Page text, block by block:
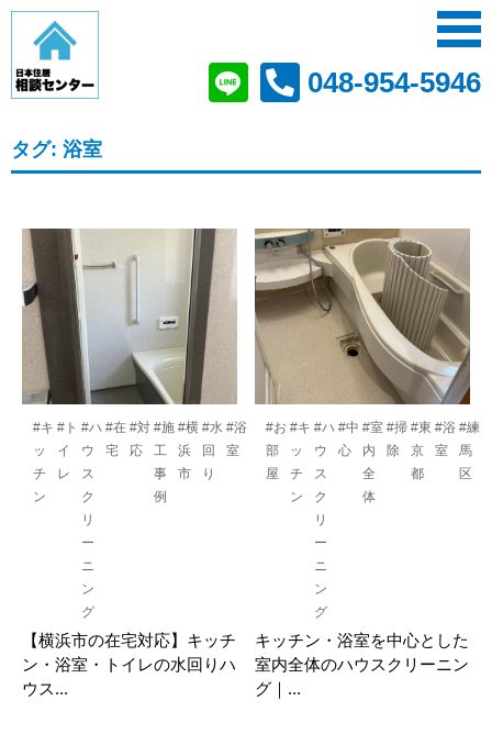
048-954-5946
タグ: 浴室
#キ
ッ
チ
ン
#ト
イ
レ
#ハ
ウ
ス
ク
リ
ー
ニ
ン
グ
#在
宅
#対
応
#施
工
事
例
#横
浜
市
#水
回
り
#浴
室
【横浜市の在宅対応】キッチ
ン・浴室・トイレの水回りハ
ウス...
#お
部
屋
#キ
ッ
チ
ン
#ハ
ウ
ス
ク
リ
ー
ニ
ン
グ
#中
心
#室
内
全
体
#掃
除
#東
京
都
#浴
室
#練
馬
区
キッチン・浴室を中心とした
室内全体のハウスクリーニン
グ｜...